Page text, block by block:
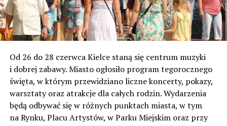
Od 26 do 28 czerwca Kielce staną się centrum muzyki
i dobrej zabawy. Miasto ogłosiło program tegorocznego
święta, w którym przewidziano liczne koncerty, pokazy,
warsztaty oraz atrakcje dla całych rodzin. Wydarzenia
będą odbywać się w różnych punktach miasta, w tym
na Rynku, Placu Artystów, w Parku Miejskim oraz przy